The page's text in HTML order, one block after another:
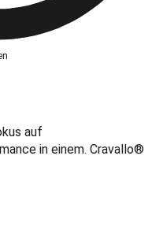
auf
in einem. Cravallo®